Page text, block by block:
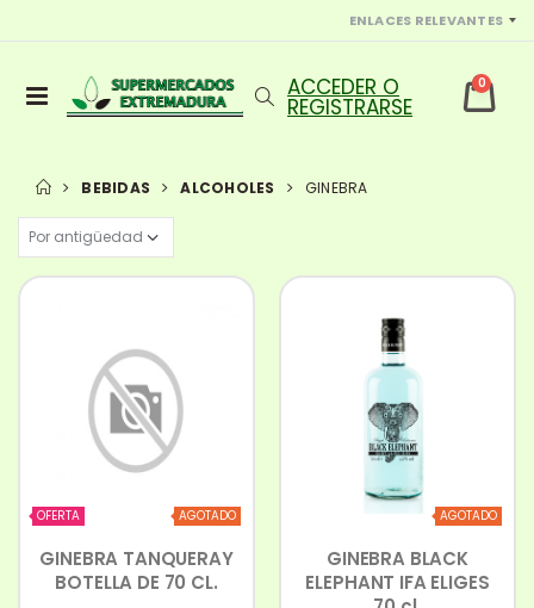
ENLACES RELEVANTES
0
BEBIDAS ALCOHOLES GINEBRA
AGOTADO
OFERTA
GINEBRA TANQUERAY
BOTELLA DE 70 CL.
AGOTADO
GINEBRA BLACK
ELEPHANT IFA ELIGES